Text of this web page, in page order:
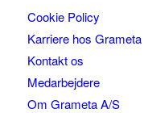
Cookie Policy
Karriere hos Grameta
Kontakt os
Medarbejdere
Om Grameta A/S